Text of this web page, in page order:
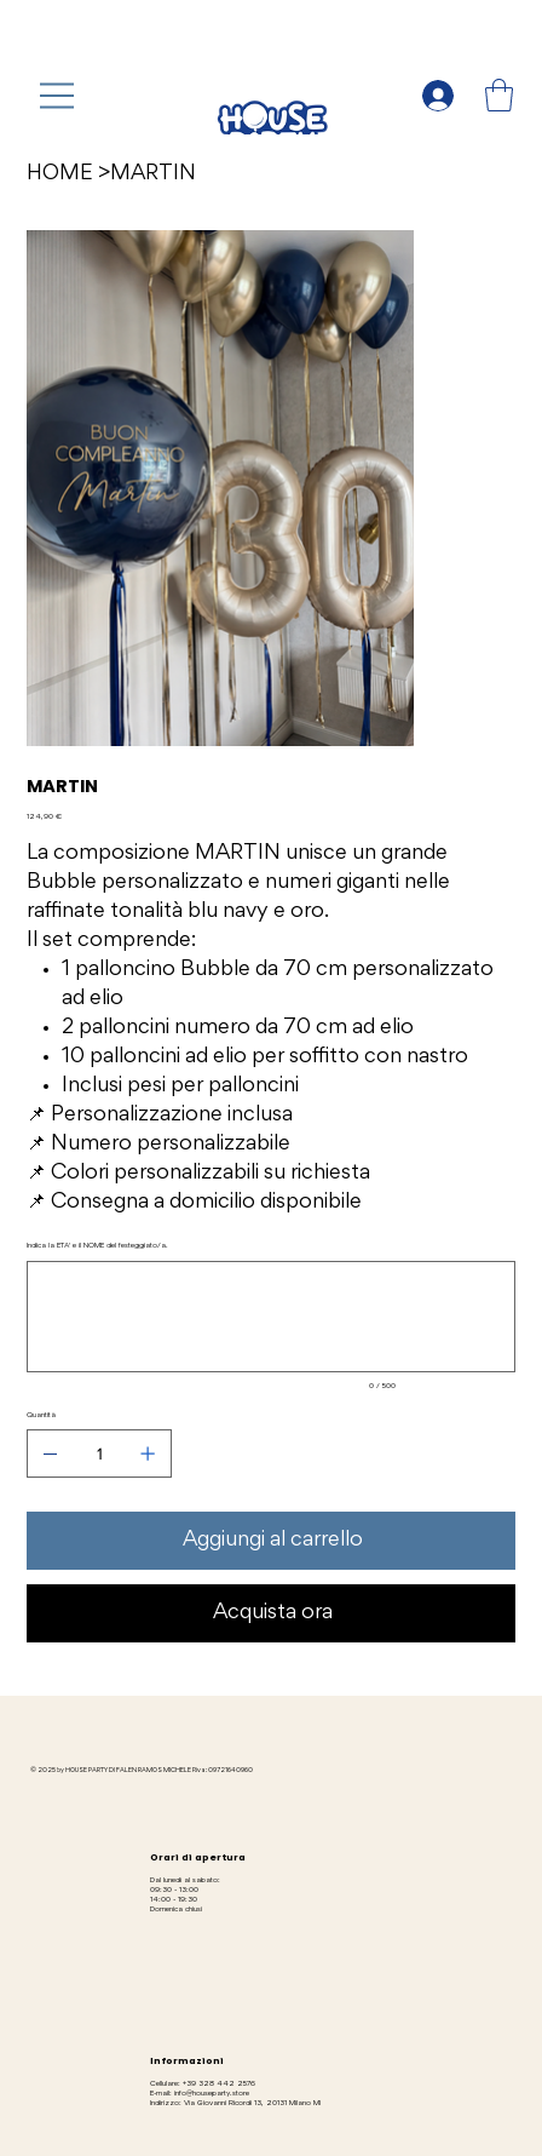
HOME >MARTIN
MARTIN
Prezzo
124,90 €
La composizione MARTIN unisce un grande
Bubble personalizzato e numeri giganti nelle
raffinate tonalità blu navy e oro.
Il set comprende:
1 palloncino Bubble da 70 cm personalizzato
ad elio
2 palloncini numero da 70 cm ad elio
10 palloncini ad elio per soffitto con nastro
Inclusi pesi per palloncini
📌 Personalizzazione inclusa
📌 Numero personalizzabile
📌 Colori personalizzabili su richiesta
📌 Consegna a domicilio disponibile
Indica la ETA' e il NOME del festeggiato/a.
0 / 500
Quantità
Aggiungi al carrello
Acquista ora
© 2025 by HOUSE PARTY DI FALEN RAMOS MICHELE P.iva: 09721640960
Orari di apertura
Dal lunedì al sabato:
09:30 - 13:00
14:00 - 19:30
Domenica chiusi
Informazioni
Cellulare: +39 328 442 2576
E-mail: info@houseparty.store
Indirizzo: Via Giovanni Ricordi 13, 20131 Milano MI